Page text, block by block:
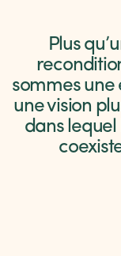
Plus
sommes une
une vision
dans lequel